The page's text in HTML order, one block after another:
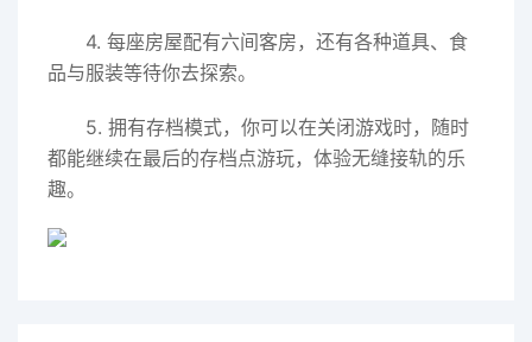
4. 每座房屋配有六间客房，还有各种道具、食
品与服装等待你去探索。
5. 拥有存档模式，你可以在关闭游戏时，随时
都能继续在最后的存档点游玩，体验无缝接轨的乐
趣。